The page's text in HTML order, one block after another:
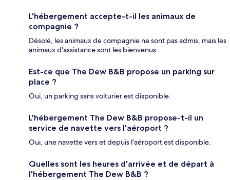
L'hébergement accepte-t-il les animaux de
compagnie ?
Désolé, les animaux de compagnie ne sont pas admis, mais les
animaux d'assistance sont les bienvenus.
Est-ce que The Dew B&B propose un parking sur
place ?
Oui, un parking sans voiturier est disponible.
L'hébergement The Dew B&B propose-t-il un
service de navette vers l'aéroport ?
Oui, une navette vers et depuis l'aéroport est disponible.
Quelles sont les heures d'arrivée et de départ à
l'hébergement The Dew B&B ?